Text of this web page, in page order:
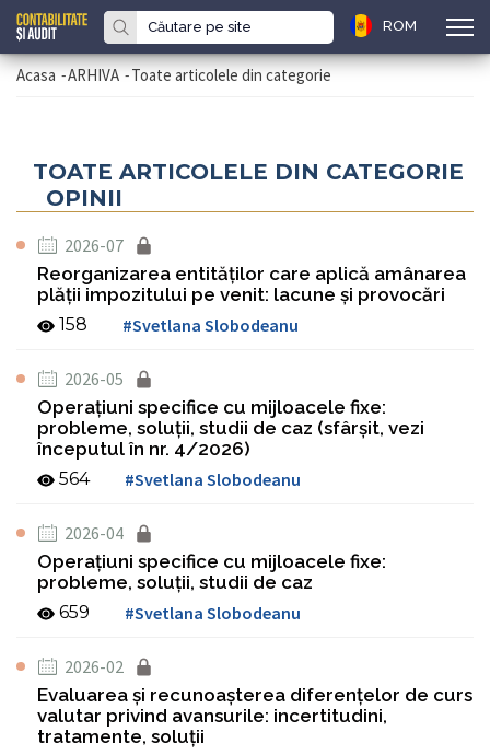
ROM
Acasa -ARHIVA -Toate articolele din categorie
TOATE ARTICOLELE DIN CATEGORIE
OPINII
2026-07
Reorganizarea entităților care aplică amânarea
plăţii impozitului pe venit: lacune și provocări
158 #Svetlana Slobodeanu
2026-05
Operațiuni specifice cu mijloacele fixe:
probleme, soluţii, studii de caz (sfârșit, vezi
începutul în nr. 4/2026)
564 #Svetlana Slobodeanu
2026-04
Operațiuni specifice cu mijloacele fixe:
probleme, soluţii, studii de caz
659 #Svetlana Slobodeanu
2026-02
Evaluarea și recunoașterea diferențelor de curs
valutar privind avansurile: incertitudini,
tratamente, soluţii